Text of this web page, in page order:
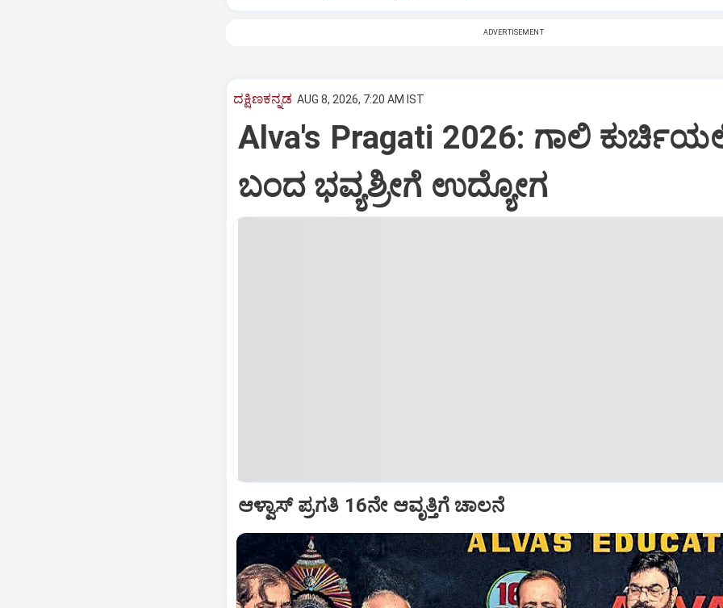
ADVERTISEMENT
ದಕ್ಷಿಣಕನ್ನಡ AUG 8, 2026, 7:20 AM IST
Alva's Pragati 2026: ಗಾಲಿ
ಬಂದ ಭವ್ಯಶ್ರೀಗೆ ಉದ್ಯೋಗ
ಆಳ್ವಾಸ್‌ ಪ್ರಗತಿ 16ನೇ ಆವೃತ್ತಿಗೆ ಚಾಲನೆ